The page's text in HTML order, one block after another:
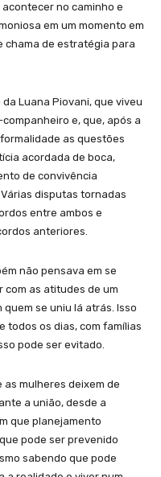
no caminho e
em um momento em
chama de estratégia para
Luana Piovani, que viveu
e, que, após a
as questões
acordada de boca,
de convivência
disputas tornadas
entre ambos e
anteriores.
não pensava em se
com as atitudes de um
quem se uniu lá atrás. Isso
todos os dias, com famílias
pode ser evitado.
mulheres deixem de
a união, desde a
que planejamento
pode ser prevenido
sabendo que pode